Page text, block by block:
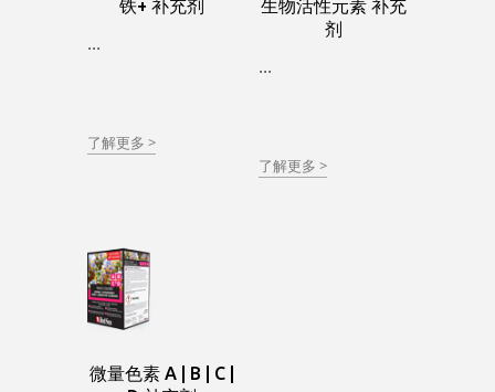
铁+ 补充剂
...
了解更多 >
生物活性元素 补充
剂
...
了解更多 >
微量色素 A | B | C |